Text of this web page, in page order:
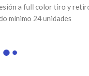
a full color tiro y
mínimo 24 unidades